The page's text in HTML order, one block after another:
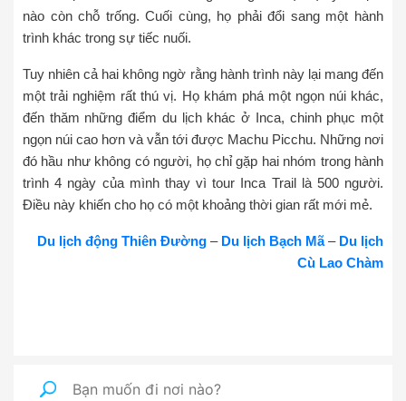
nào còn chỗ trống. Cuối cùng, họ phải đổi sang một hành
trình khác trong sự tiếc nuối.
Tuy nhiên cả hai không ngờ rằng hành trình này lại mang đến
một trải nghiệm rất thú vị. Họ khám phá một ngọn núi khác,
đến thăm những điểm du lịch khác ở Inca, chinh phục một
ngọn núi cao hơn và vẫn tới được Machu Picchu. Những nơi
đó hầu như không có người, họ chỉ gặp hai nhóm trong hành
trình 4 ngày của mình thay vì tour Inca Trail là 500 người.
Điều này khiến cho họ có một khoảng thời gian rất mới mẻ.
Du lịch động Thiên Đường – Du lịch Bạch Mã– Du lịch
Cù Lao Chàm